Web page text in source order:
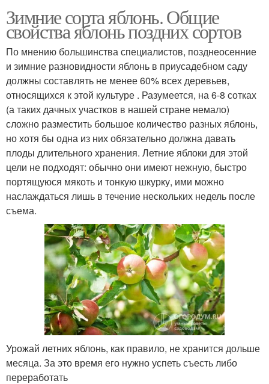
Зимние сорта яблонь. Общие
свойства яблонь поздних сортов
По мнению большинства специалистов, позднеосенние
и зимние разновидности яблонь в приусадебном саду
должны составлять не менее 60% всех деревьев,
относящихся к этой культуре . Разумеется, на 6-8 сотках
(а таких дачных участков в нашей стране немало)
сложно разместить большое количество разных яблонь,
но хотя бы одна из них обязательно должна давать
плоды длительного хранения. Летние яблоки для этой
цели не подходят: обычно они имеют нежную, быстро
портящуюся мякоть и тонкую шкурку, ими можно
наслаждаться лишь в течение нескольких недель после
съема.
Урожай летних яблонь, как правило, не хранится дольше
месяца. За это время его нужно успеть съесть либо
переработать